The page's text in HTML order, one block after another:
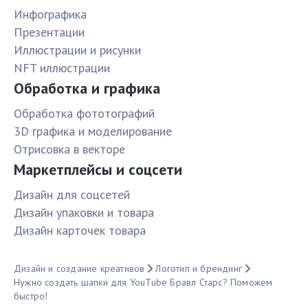
Инфографика
Презентации
Иллюстрации и рисунки
NFT иллюстрации
Обработка и графика
Обработка фототографий
3D графика и моделирование
Отрисовка в векторе
Маркетплейсы и соцсети
Дизайн для соцсетей
Дизайн упаковки и товара
Дизайн карточек товара
Дизайн и создание креативов
Логотип и брендинг
Нужно создать шапки для YouTube Бравл Старс? Поможем
быстро!